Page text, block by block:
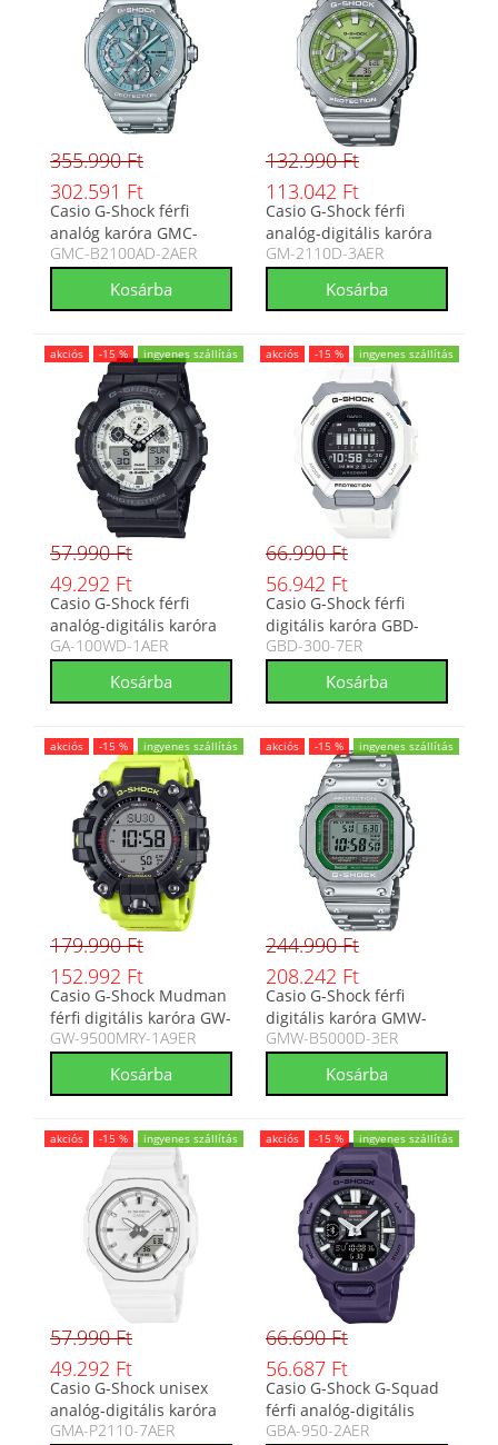
355.990 Ft
302.591 Ft
Casio G-Shock férfi
analóg karóra GMC-
B2100AD-2AER
GMC-B2100AD-2AER
132.990 Ft
113.042 Ft
Casio G-Shock férfi
analóg-digitális karóra
GM-2110D-3AER
GM-2110D-3AER
akciós -15 % ingyenes szállítás
57.990 Ft
49.292 Ft
Casio G-Shock férfi
analóg-digitális karóra
GA-100WD-1AER
GA-100WD-1AER
akciós -15 % ingyenes szállítás
66.990 Ft
56.942 Ft
Casio G-Shock férfi
digitális karóra GBD-
300-7ER
GBD-300-7ER
akciós -15 % ingyenes szállítás
179.990 Ft
152.992 Ft
Casio G-Shock Mudman
férfi digitális karóra GW-
9500MRY-1A9ER
GW-9500MRY-1A9ER
akciós -15 % ingyenes szállítás
244.990 Ft
208.242 Ft
Casio G-Shock férfi
digitális karóra GMW-
B5000D-3ER
GMW-B5000D-3ER
akciós -15 % ingyenes szállítás
57.990 Ft
49.292 Ft
Casio G-Shock unisex
analóg-digitális karóra
GMA-P2110-7AER
GMA-P2110-7AER
akciós -15 % ingyenes szállítás
66.690 Ft
56.687 Ft
Casio G-Shock G-Squad
férfi analóg-digitális
karóra GBA-950-2AER
GBA-950-2AER